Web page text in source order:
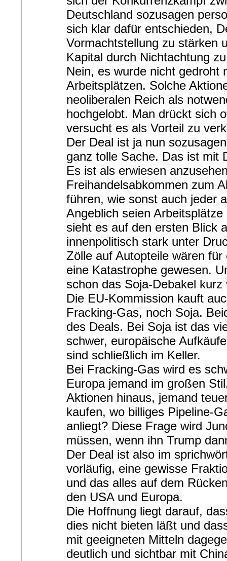
Deutschland sozusagen
sich klar dafür entschieden,
Vormachtstellung zu stärken
Kapital durch Nichtachtung
Nein, es wurde nicht gedroht
Arbeitsplätzen. Solche
neoliberalen Reich als
hochgelobt. Man drückt sich
versucht es als Vorteil zu
Der Deal ist ja nun
ganz tolle Sache. Das ist mit
Es ist als erwiesen
Freihandelsabkommen zum
führen, wie sonst auch jeder
Angeblich seien
sieht es auf den ersten Blick
innenpolitisch stark unter
Zölle auf Autopteile wären
eine Katastrophe gewesen.
schon das Soja-Debakel
Die EU-Kommission kauft
Fracking-Gas, noch Soja.
des Deals. Bei Soja ist das
schwer, europäische
sind schließlich im Keller.
Bei Fracking-Gas wird es
Europa jemand im großen
Aktionen hinaus, jemand
kaufen, wo billiges Pipeline-
anliegt? Diese Frage wird
müssen, wenn ihn Trump
Der Deal ist also im
vorläufig, eine gewisse
und das alles auf dem
den USA und Europa.
Die Hoffnung liegt darauf,
dies nicht bieten läßt und
mit geeigneten Mitteln
deutlich und sichtbar mit